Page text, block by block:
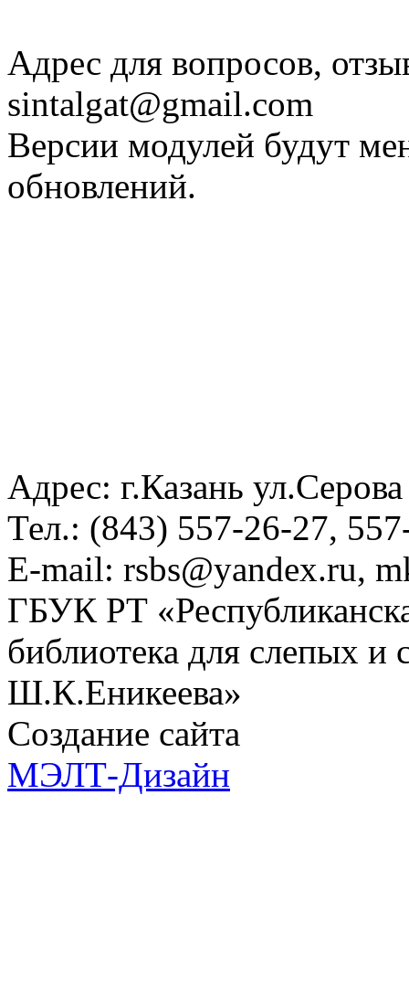
Адрес для вопросов,
sintalgat@gmail.com
Версии модулей будут
обновлений.
Адрес: г.Казань
Тел.: (843) 557-26-27,
E-mail: rsbs@yandex.ru,
ГБУК РТ
библиотека для слепых
Ш.К.Еникеева»
Создание сайта
МЭЛТ-Дизайн